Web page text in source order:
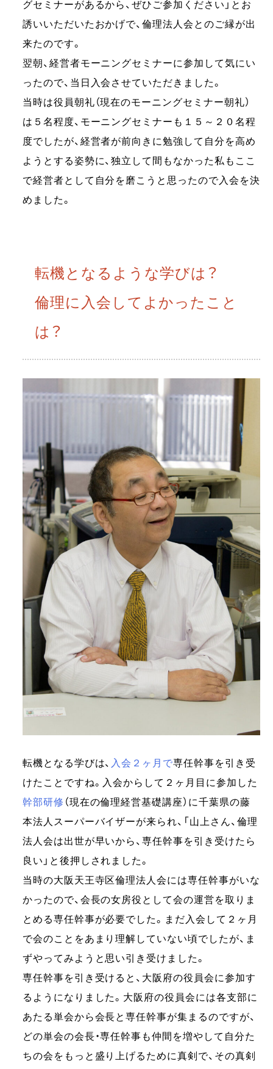
グセミナーがあるから、ぜひご参加ください」とお
誘いいただいたおかげで、倫理法人会とのご縁が出
来たのです。
翌朝、経営者モーニングセミナーに参加して気にい
ったので、当日入会させていただきました。
当時は役員朝礼（現在のモーニングセミナー朝礼）
は５名程度、モーニングセミナーも１５～２０名程
度でしたが、経営者が前向きに勉強して自分を高め
ようとする姿勢に、独立して間もなかった私もここ
で経営者として自分を磨こうと思ったので入会を決
めました。
転機となるような学びは？
倫理に入会してよかったこと
は？
転機となる学びは、 入会２ヶ月で専任幹事を引き受
けたことですね。入会からして２ヶ月目に参加した
幹部研修 （現在の倫理経営基礎講座）に千葉県の藤
本法人スーパーバイザーが来られ、「山上さん、倫理
法人会は出世が早いから、専任幹事を引き受けたら
良い」と後押しされました。
当時の大阪天王寺区倫理法人会には専任幹事がいな
かったので、会長の女房役として会の運営を取りま
とめる専任幹事が必要でした。まだ入会して２ヶ月
で会のことをあまり理解していない頃でしたが、ま
ずやってみようと思い引き受けました。
専任幹事を引き受けると、大阪府の役員会に参加す
るようになりました。大阪府の役員会には各支部に
あたる単会から会長と専任幹事が集まるのですが、
どの単会の会長・専任幹事も仲間を増やして自分た
ちの会をもっと盛り上げるために真剣で、その真剣